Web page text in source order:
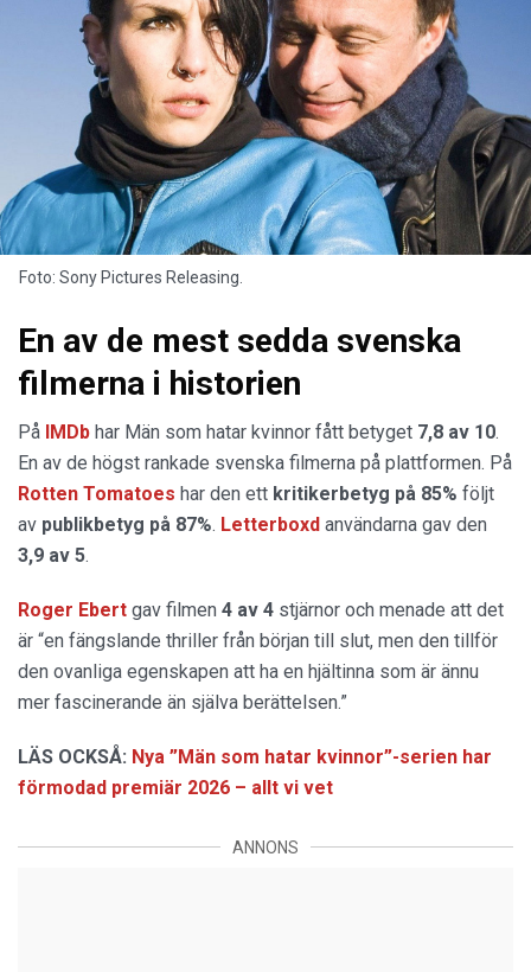
Foto: Sony Pictures Releasing.
En av de mest sedda svenska
filmerna i historien
På IMDb har Män som hatar kvinnor fått betyget 7,8 av 10.
En av de högst rankade svenska filmerna på plattformen. På
Rotten Tomatoes har den ett kritikerbetyg på 85% följt
av publikbetyg på 87%. Letterboxd användarna gav den
3,9 av 5.
Roger Ebert gav filmen 4 av 4 stjärnor och menade att det
är “en fängslande thriller från början till slut, men den tillför
den ovanliga egenskapen att ha en hjältinna som är ännu
mer fascinerande än själva berättelsen.”
LÄS OCKSÅ: Nya ”Män som hatar kvinnor”-serien har
förmodad premiär 2026 – allt vi vet
ANNONS